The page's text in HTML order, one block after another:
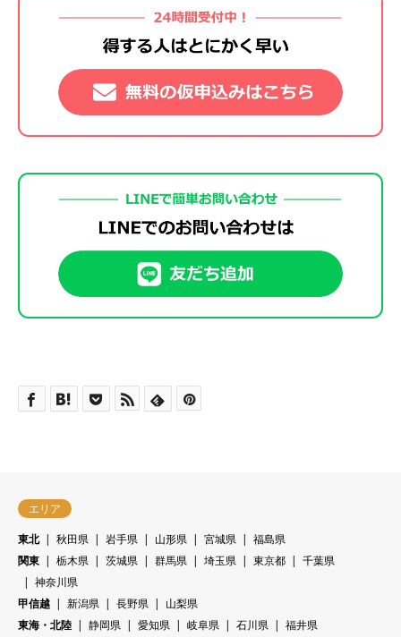
普通2輪
大型2輪
準中型
中型一種
特殊車両
エリア
東北
秋田県 岩手県 山形県 宮城県
福島県
関東
栃木県 茨城県 群馬県 埼玉県 東京都
千葉県
神奈川県
甲信越
新潟県 長野県
山梨県
東海・北陸
静岡県 愛知県 岐阜県 石川県
福井県